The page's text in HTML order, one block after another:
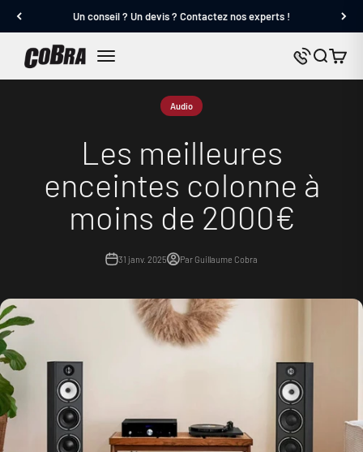
Un conseil ? Un devis ? Contactez nos experts !
Cobra.fr
Nous Panier
Audio
Les meilleures
enceintes colonne à
moins de 2000€
31 janv. 2025 Par Guillaume Cobra